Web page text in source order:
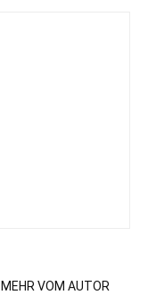
MEHR VOM AUTOR